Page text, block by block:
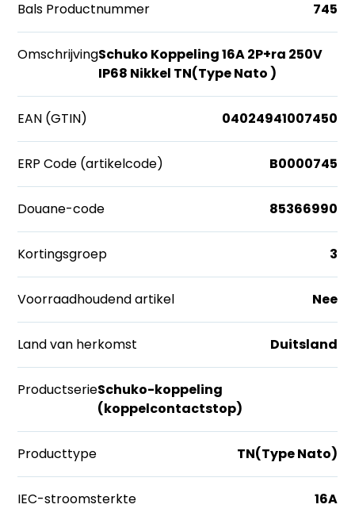
Bals Productnummer 745
OmschrijvingSchuko Koppeling 16A 2P+ra 250V
IP68 Nikkel TN(Type Nato )
EAN (GTIN) 04024941007450
ERP Code (artikelcode) B0000745
Douane-code 85366990
Kortingsgroep 3
Voorraadhoudend artikel Nee
Land van herkomst Duitsland
ProductserieSchuko-koppeling
(koppelcontactstop)
Producttype TN(Type Nato)
IEC-stroomsterkte 16A